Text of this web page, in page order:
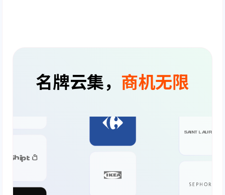
名牌云集， 商机无限